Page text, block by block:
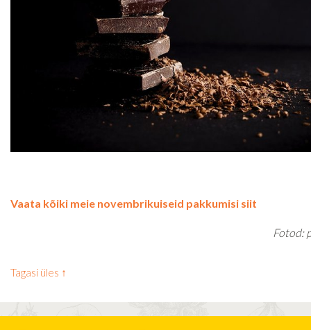
Vaata kõiki meie novembrikuiseid pakkumisi siit
Fotod:
Tagasi üles ↑